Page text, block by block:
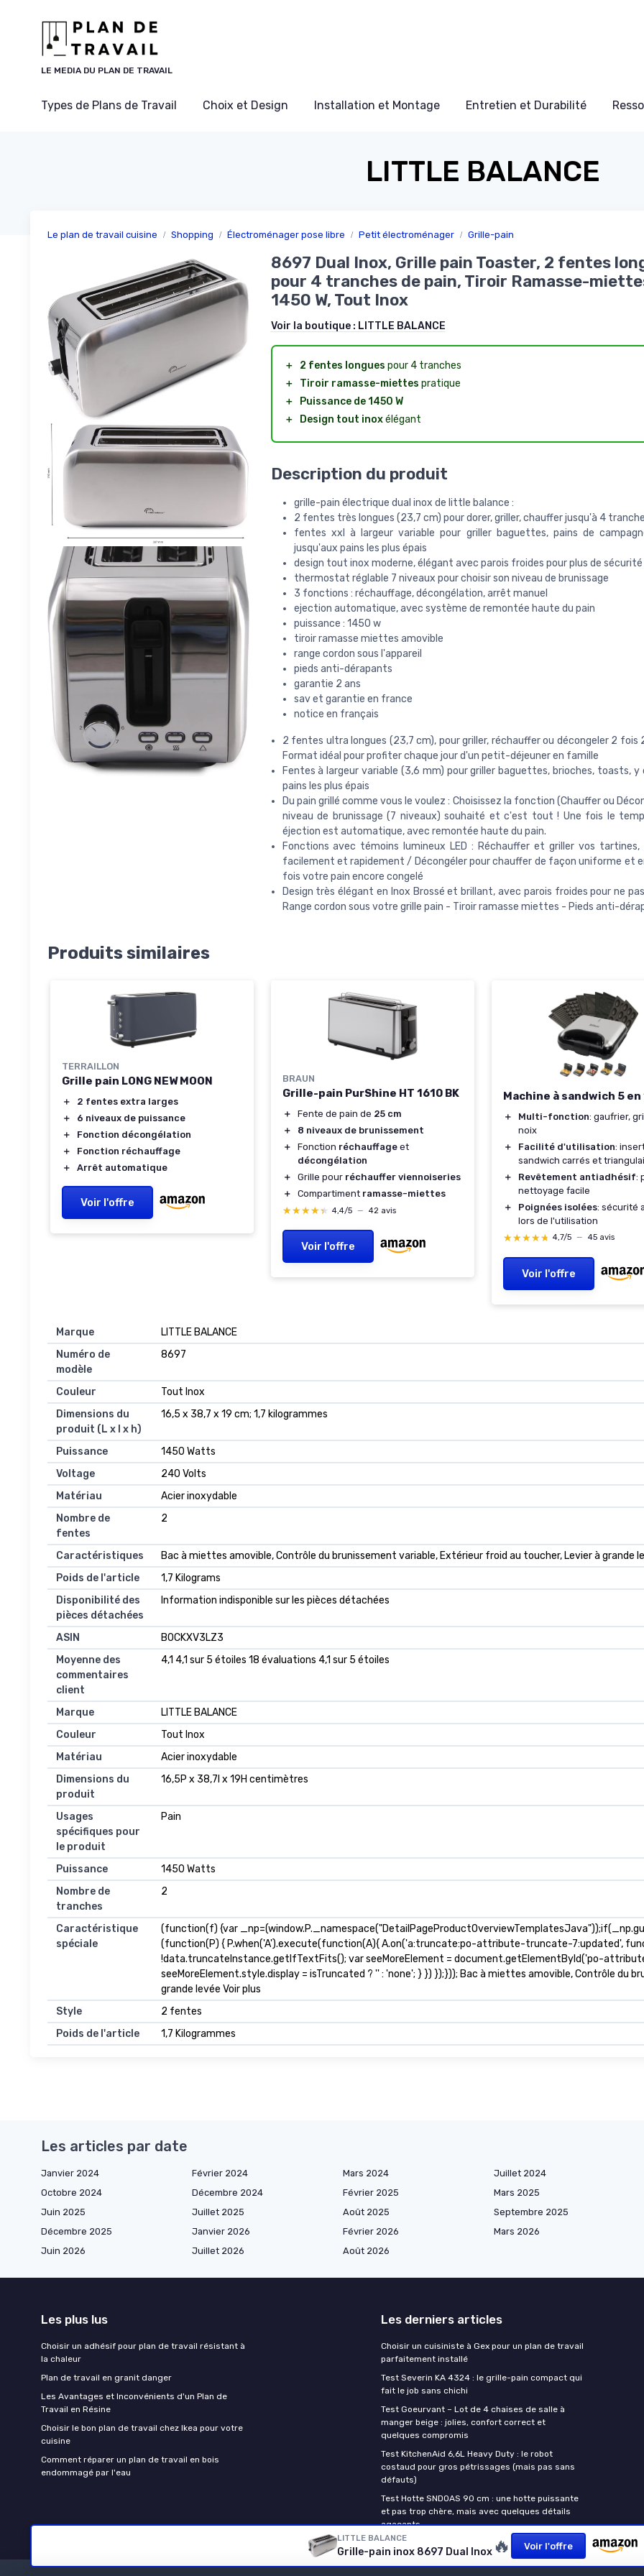
LE MEDIA DU PLAN DE TRAVAIL
Types de Plans de Travail Choix et Design Installation et Montage Entretien et Durabilité
LITTLE BALANCE
Le plan de travail cuisine Shopping Électroménager pose libre Petit électroménager Grille-pain
8697 Dual Inox, Grille pain Toaster, 2 fentes
pour 4 tranches de pain, Tiroir Ramasse-
1450 W, Tout Inox
Voir la boutique : LITTLE BALANCE
＋ 2 fentes longues pour 4 tranches
＋
Tiroir ramasse-miettes pratique
＋
Puissance de 1450 W
＋
Design tout inoxélégant
Description du produit
grille-pain électrique dual inox de little balance :
2 fentes très longues (23,7 cm) pour dorer, griller, chauffer jusqu'à 4
fentes xxl à largeur variable pour griller baguettes, pains de
jusqu'aux pains les plus épais
design tout inox moderne, élégant avec parois froides pour plus de sécurité
thermostat réglable 7 niveaux pour choisir son niveau de brunissage
3 fonctions : réchauffage, décongélation, arrêt manuel
ejection automatique, avec système de remontée haute du pain
puissance : 1450 w
tiroir ramasse miettes amovible
range cordon sous l'appareil
pieds anti-dérapants
garantie 2 ans
sav et garantie en france
notice en français
2 fentes ultra longues (23,7 cm), pour griller, réchauffer ou décongeler 2
Format idéal pour profiter chaque jour d'un petit-déjeuner en famille
Fentes à largeur variable (3,6 mm) pour griller baguettes, brioches, toasts, y
pains les plus épais
Du pain grillé comme vous le voulez : Choisissez la fonction (Chauffer ou
niveau de brunissage (7 niveaux) souhaité et c'est tout ! Une fois le
éjection est automatique, avec remontée haute du pain.
Fonctions avec témoins lumineux LED : Réchauffer et griller vos tartines,
facilement et rapidement / Décongéler pour chauffer de façon uniforme et
fois votre pain encore congelé
Design très élégant en Inox Brossé et brillant, avec parois froides pour ne
Range cordon sous votre grille pain - Tiroir ramasse miettes - Pieds anti-
Produits similaires
TERRAILLON
Grille pain LONG NEW MOON
＋
2 fentes extra larges
＋
6 niveaux de puissance
＋
Fonction décongélation
＋
Fonction réchauffage
＋
Arrêt automatique
Voir l'offre
BRAUN
Grille-pain PurShine HT 1610 BK
＋ Fente de pain de 25 cm
＋
8 niveaux de brunissement
＋
Fonction réchauffage et
décongélation
＋
Grille pour réchauffer viennoiseries
＋
Compartiment ramasse-miettes
★★★★★
★★★★★ 4,4/5 — 42 avis
Voir l'offre
Machine à sandwich 5 en
＋ Multi-fonction: gaufrier,
noix
＋
Facilité d'utilisation:
sandwich carrés et
＋
Revêtement antiadhésif:
nettoyage facile
＋
Poignées isolées: sécurité
lors de l'utilisation
★★★★★
★★★★★ 4,7/5 — 45 avis
Voir l'offre
Marque
‎LITTLE BALANCE
Numéro de
modèle
‎8697
Couleur
‎Tout Inox
Dimensions du
produit (L x l x h)
‎16,5 x 38,7 x 19 cm; 1,7 kilogrammes
Puissance
‎1450 Watts
Voltage
‎240 Volts
Matériau
‎Acier inoxydable
Nombre de
fentes
‎2
Caractéristiques
‎Bac à miettes amovible, Contrôle du brunissement variable, Extérieur froid au toucher, Levier à grande
Poids de l'article
‎1,7 Kilograms
Disponibilité des
pièces détachées
‎Information indisponible sur les pièces détachées
ASIN
B0CKXV3LZ3
Moyenne des
commentaires
client
4,1 4,1 sur 5 étoiles 18 évaluations 4,1 sur 5 étoiles
Marque
LITTLE BALANCE
Couleur
Tout Inox
Matériau
Acier inoxydable
Dimensions du
produit
16,5P x 38,7l x 19H centimètres
Usages
spécifiques pour
le produit
Pain
Puissance
1450 Watts
Nombre de
tranches
2
Caractéristique
spéciale
(function(f) {var
(function(P) { P.when('A').execute(function(A){ A.on('a:truncate:po-attribute-truncate-7:updated',
!data.truncateInstance.getIfTextFits(); var seeMoreElement = document.getElementById('po-
seeMoreElement.style.display = isTruncated ? '' : 'none'; } }) });})); Bac à miettes amovible, Contrôle du
grande levée Voir plus
Style
2 fentes
Poids de l'article
1,7 Kilogrammes
LITTLE BALANCE
Grille-pain inox 8697 Dual Inox🔥 Voir l'offre
Les articles par date
Janvier 2024 Février 2024 Mars 2024
Juillet 2024
Octobre 2024
Décembre 2024 Février 2025
Mars 2025
Juin 2025
Juillet 2025 Août 2025
Septembre 2025
Décembre 2025
Janvier 2026 Février 2026
Mars 2026
Juin 2026
Juillet 2026 Août 2026
Les plus lus
Choisir un adhésif pour plan de travail résistant à
la chaleur
Plan de travail en granit danger
Les Avantages et Inconvénients d'un Plan de
Travail en Résine
Choisir le bon plan de travail chez Ikea pour votre
cuisine
Comment réparer un plan de travail en bois
endommagé par l'eau
Les derniers articles
Choisir un cuisiniste à Gex pour un plan de travail
parfaitement installé
Test Severin KA 4324 : le grille-pain compact qui
fait le job sans chichi
Test Goeurvant – Lot de 4 chaises de salle à
manger beige : jolies, confort correct et
quelques compromis
Test KitchenAid 6,6L Heavy Duty : le robot
costaud pour gros pétrissages (mais pas sans
défauts)
Test Hotte SNDOAS 90 cm : une hotte puissante
et pas trop chère, mais avec quelques détails
agaçants